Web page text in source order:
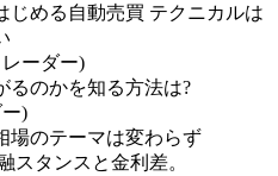
じめる自動売買 テクニカルは
ーダー)
るのかを知る方法は?
)
場のテーマは変わらず
スタンスと金利差。